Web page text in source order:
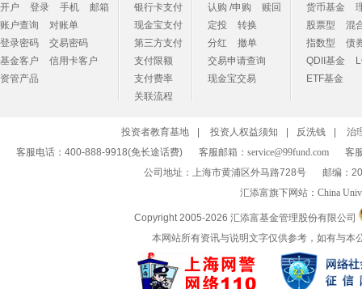
开户
登录 手机
邮箱
账户查询
对账单
登录密码
交易密码
基金客户
信用卡客户
资管产品
银行卡支付
现金宝支付
第三方支付
支付限额
支付费率
关联流程
认购 /申购
赎回
定投
转换
分红
撤单
交易申请查询
现金宝交易
货币基金
股票型
混
指数型
债
QDII基金
ETF基金
投资者教育基地 投资人权益须知 反洗钱
治
客服电话：400-888-9918(免长途话费)
客服邮箱： service@99fund.com
客
公司地址：上海市黄浦区外马路728号
邮编：
汇添富旗下网站： China
Copyright 2005-2026 汇添富基金管理股份有限公司
本网站所有资讯与说明文字仅供参考，如有与本